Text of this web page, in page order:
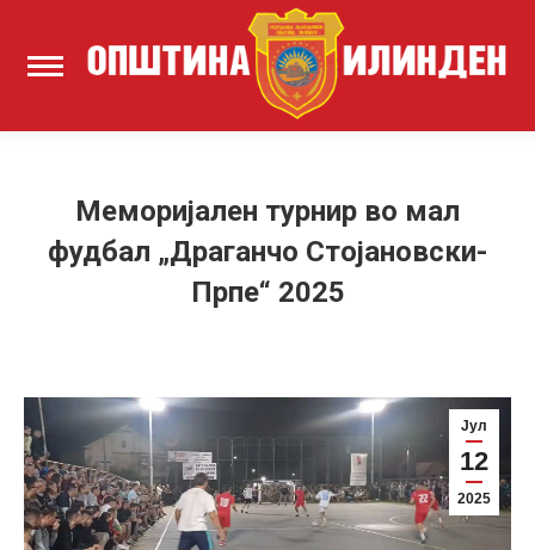
Меморијален турнир во мал
фудбал „Драганчо Стојановски-
Прпе“ 2025
Јул
12
2025